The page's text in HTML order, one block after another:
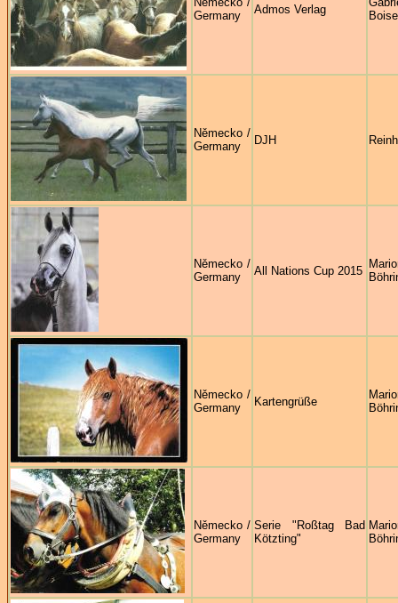
Germany
Admos Verlag
Německo /
Germany
DJH
Německo /
Germany
All Nations Cup 2015
Německo /
Germany
Kartengrüße
Německo /
Germany
Serie "Roßtag Bad
Kötzting"